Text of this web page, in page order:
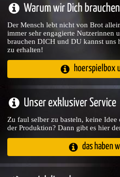
Warum wir Dich
Der Mensch lebt nicht von Brot
immer sehr engagierte Nutzerinnen
brauchen DICH und DU kannst uns
zu erhalten!
hoerspielbox
Unser exklusiver Service
Zu faul selber zu basteln, keine
der Produktion? Dann gibt es hier
das haben